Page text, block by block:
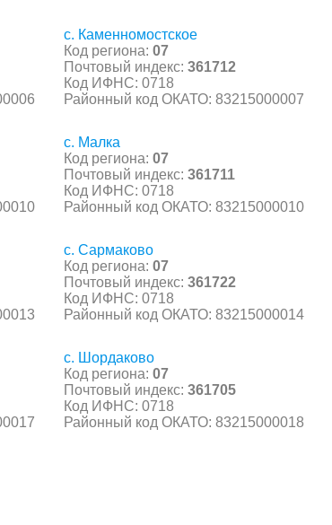
с. Каменномостское
Код региона: 07
Почтовый индекс: 361712
Код ИФНС: 0718
Районный код ОКАТО: 83215000007
с. Малка
Код региона: 07
Почтовый индекс: 361711
Код ИФНС: 0718
Районный код ОКАТО: 83215000010
с. Сармаково
Код региона: 07
Почтовый индекс: 361722
Код ИФНС: 0718
Районный код ОКАТО: 83215000014
с. Шордаково
Код региона: 07
Почтовый индекс: 361705
Код ИФНС: 0718
Районный код ОКАТО: 83215000018